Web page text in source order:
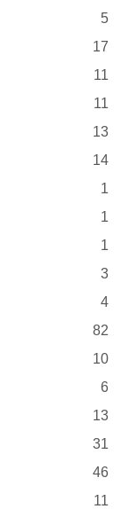
5
17
11
11
13
14
1
1
1
3
4
82
10
6
13
31
46
11